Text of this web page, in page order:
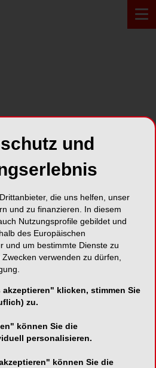
Healthcare
Agentur für
& Marketing
84 - 90 10 56
und
die uns helfen, unser
und zu finanzieren. In diesem
Nutzungsprofile gebildet und
des Europäischen
und um bestimmte Dienste zu
verwenden zu dürfen,
klicken, stimmen Sie
zu.
können Sie die
personalisieren.
können Sie die